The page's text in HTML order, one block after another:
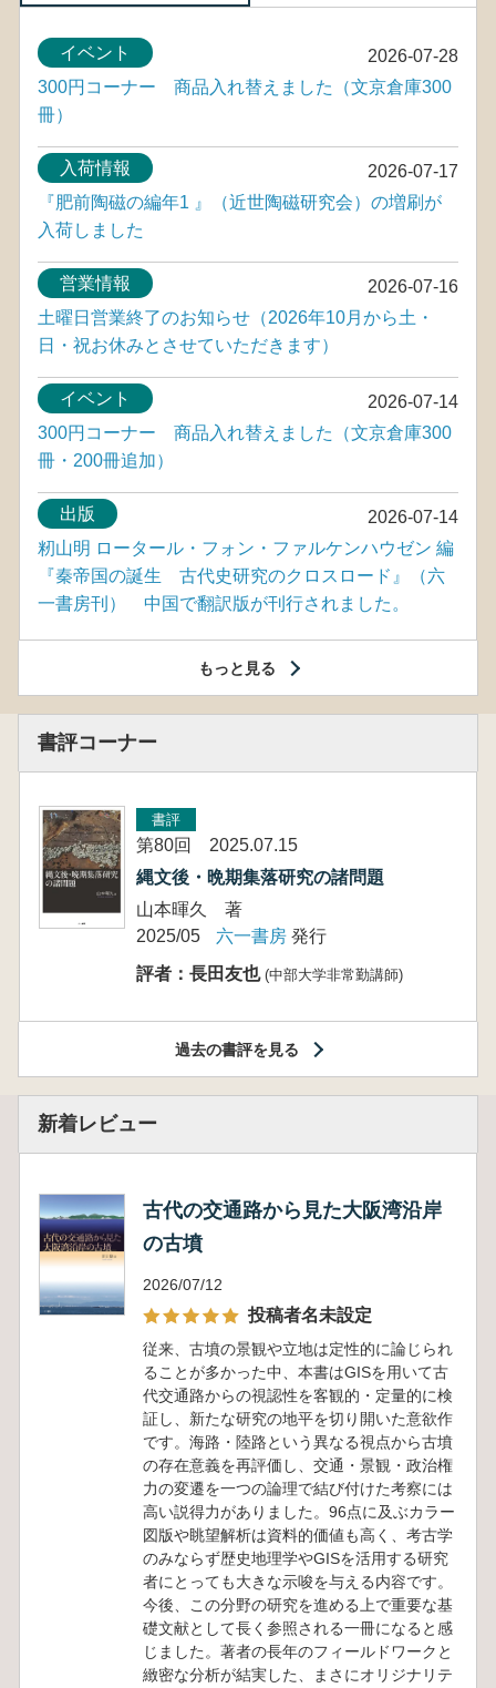
2026-07-28
イベント
300円コーナー 商品入れ替えました（文京倉庫300
冊）
2026-07-17
入荷情報
『肥前陶磁の編年1 』（近世陶磁研究会）の増刷が
入荷しました
2026-07-16
営業情報
土曜日営業終了のお知らせ（2026年10月から土・
日・祝お休みとさせていただきます）
2026-07-14
イベント
300円コーナー 商品入れ替えました（文京倉庫300
冊・200冊追加）
2026-07-14
出版
籾山明 ロータール・フォン・ファルケンハウゼン 編
『秦帝国の誕生 古代史研究のクロスロード』（六
一書房刊） 中国で翻訳版が刊行されました。
もっと見る
書評コーナー
書評
第80回 2025.07.15
縄文後・晩期集落研究の諸問題
山本暉久 著
2025/05
六一書房 発行
評者：長田友也 (中部大学非常勤講師)
過去の書評を見る
新着レビュー
古代の交通路から見た大阪湾沿岸
の古墳
2026/07/12
投稿者名未設定
従来、古墳の景観や立地は定性的に論じられ
ることが多かった中、本書はGISを用いて古
代交通路からの視認性を客観的・定量的に検
証し、新たな研究の地平を切り開いた意欲作
です。海路・陸路という異なる視点から古墳
の存在意義を再評価し、交通・景観・政治権
力の変遷を一つの論理で結び付けた考察には
高い説得力がありました。96点に及ぶカラー
図版や眺望解析は資料的価値も高く、考古学
のみならず歴史地理学やGISを活用する研究
者にとっても大きな示唆を与える内容です。
今後、この分野の研究を進める上で重要な基
礎文献として長く参照される一冊になると感
じました。著者の長年のフィールドワークと
緻密な分析が結実した、まさにオリジナリテ